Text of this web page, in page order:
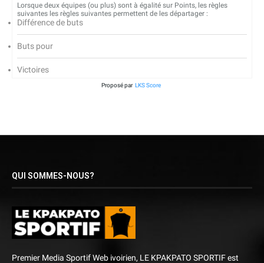
Lorsque deux équipes (ou plus) sont à égalité sur Points, les règles
suivantes les règles suivantes permettent de les départager :
Différence de buts
Buts pour
Victoires
Proposé par LKS Score
QUI SOMMES-NOUS?
Premier Media Sportif Web ivoirien, LE KPAKPATO SPORTIF est